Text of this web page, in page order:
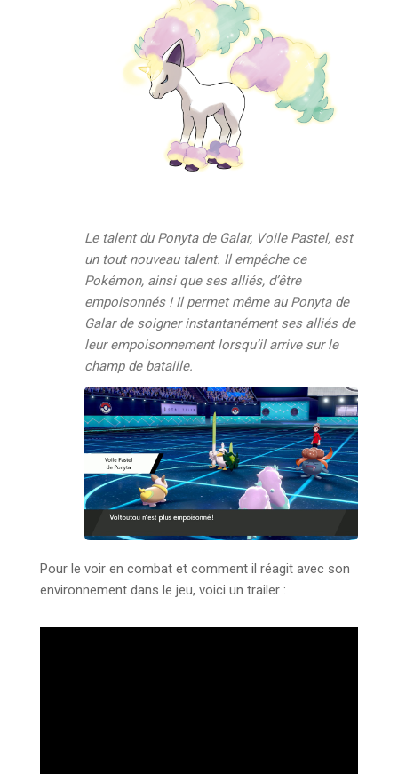
Le talent du Ponyta de Galar, Voile Pastel, est
un tout nouveau talent. Il empêche ce
Pokémon, ainsi que ses alliés, d’être
empoisonnés ! Il permet même au Ponyta de
Galar de soigner instantanément ses alliés de
leur empoisonnement lorsqu’il arrive sur le
champ de bataille.
Pour le voir en combat et comment il réagit avec son
environnement dans le jeu, voici un trailer :